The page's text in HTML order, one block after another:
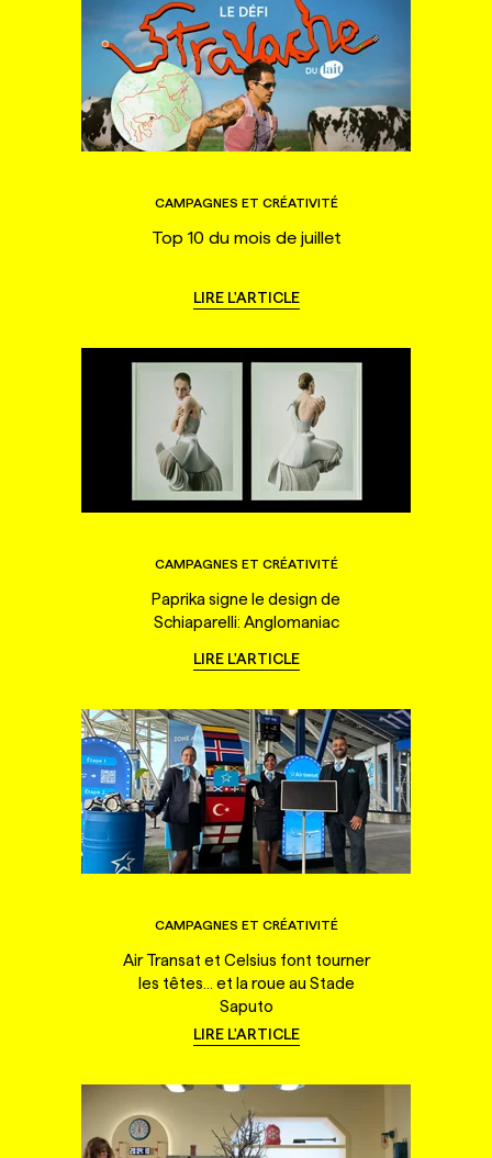
CAMPAGNES ET CRÉATIVITÉ
Top 10 du mois de juillet
LIRE L'ARTICLE
CAMPAGNES ET CRÉATIVITÉ
Paprika signe le design de
Schiaparelli: Anglomaniac
LIRE L'ARTICLE
CAMPAGNES ET CRÉATIVITÉ
Air Transat et Celsius font tourner
les têtes... et la roue au Stade
Saputo
LIRE L'ARTICLE